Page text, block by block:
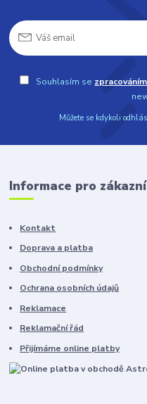
Souhlasím se
Můžete se kdykoli
Informace pro
Kontakt
Doprava a platba
Obchodní podmínky
Ochrana osobních údajů
Reklamace
Reklamační řád
Přijímáme online platby